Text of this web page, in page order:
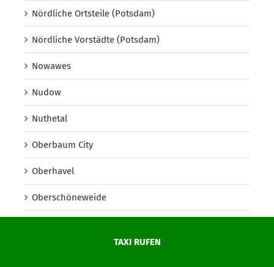
TAXI RUFEN
Nördliche Ortsteile (Potsdam)
Nördliche Vorstädte (Potsdam)
Nowawes
Nudow
Nuthetal
Oberbaum City
Oberhavel
Oberschöneweide